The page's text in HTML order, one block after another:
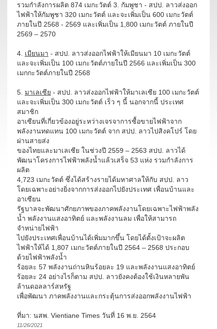
รวมกำลังการผลิต 874 เมกะวัตต์ 3. กัมพูชา - สปป. ลาวส่งออก
ไฟฟ้าให้กัมพูชา 320 เมกะวัตต์ และจะเพิ่มเป็น 600 เมกะวัตต์
ภายในปี 2568 - 2569 และเพิ่มเป็น 1,800 เมกะวัตต์ ภายในปี
2569 – 2570
4. เมียนมา - สปป. ลาวส่งออกไฟฟ้าให้เมียนมา 10 เมกะวัตต์
และจะเพิ่มเป็น 100 เมกะวัตต์ภายในปี 2566 และเพิ่มเป็น 300
เมกกะวัตต์ภายในปี 2568
5. มาเลเซีย - สปป. ลาวส่งออกไฟฟ้าให้มาเลเซีย 100 เมกะวัตต์
และจะเพิ่มเป็น 300 เมกะวัตต์ เร็ว ๆ นี้ นอกจากนี้ ประเทศ
สมาชิก
อาเซียนที่เกี่ยวข้องอยู่ระหว่างเจรจาการซื้อขายไฟฟ้าจาก
พลังงานทดแทน 100 เมกะวัตต์ จาก สปป. ลาวไปสิงคโปร์ โดย
ผ่านสายส่ง
ของไทยและมาเลเซีย ในช่วงปี 2559 – 2563 สปป. ลาวได้
พัฒนาโครงการไฟฟ้าพลังน้ำแล้วเสร็จ 53 แห่ง รวมกำลังการ
ผลิต
4,723 เมกะวัตต์ ซึ่งได้สร้างรายได้มหาศาลให้กับ สปป. ลาว
โดยเฉพาะอย่างยิ่งจากการส่งออกไปยังประเทศ เพื่อนบ้านและ
อาเซียน
รัฐบาลจะพัฒนาศักยภาพของภาคพลังงานโดยเฉพาะไฟฟ้าพลัง
น้ำ พลังงานแสงอาทิตย์ และพลังงานลม เพื่อให้สามารถ
จำหน่ายไฟฟ้า
ไปยังประเทศเพื่อนบ้านได้เพิ่มมากขึ้น โดยได้ตั้งเป้าจะผลิต
ไฟฟ้าให้ได้ 1,807 เมกะวัตต์ภายในปี 2564 – 2568 ประกอบ
ด้วยไฟฟ้าพลังน้ำ
ร้อยละ 57 พลังงานถ่านหินร้อยละ 19 และพลังงานแสงอาทิตย์
ร้อยละ 24 อย่างไรก็ตาม สปป. ลาวยังคงต้องใช้เงินหลายพัน
ล้านดอลลาร์สหรัฐ
เพื่อพัฒนา ภาคพลังงานและกระตุ้นการส่งออกพลังงานไฟฟ้า
ที่มา: นสพ. Vientiane Times วันที่ 16 พ.ย. 2564
11/26/2021